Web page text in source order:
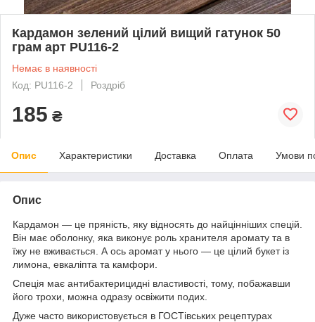
Кардамон зелений цілий вищий гатунок 50
грам арт PU116-2
Немає в наявності
Код: PU116-2
Роздріб
185 ₴
Опис Характеристики Доставка Оплата Умови
Опис
Кардамон — це пряність, яку відносять до найцінніших спецій.
Він має оболонку, яка виконує роль хранителя аромату та в
їжу не вживається. А ось аромат у нього — це цілий букет із
лимона, евкаліпта та камфори.
Спеція має антибактерицидні властивості, тому, побажавши
його трохи, можна одразу освіжити подих.
Дуже часто використовується в ГОСТівських рецептурах